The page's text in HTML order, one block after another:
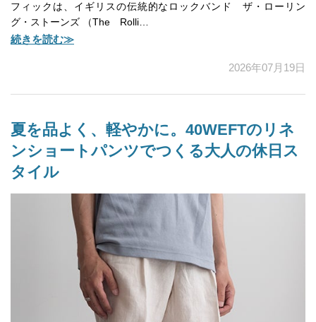
フィックは、イギリスの伝統的なロックバンド ザ・ローリン
グ・ストーンズ （The Rolli…
続きを読む≫
2026年07月19日
夏を品よく、軽やかに。40WEFTのリネ
ンショートパンツでつくる大人の休日ス
タイル